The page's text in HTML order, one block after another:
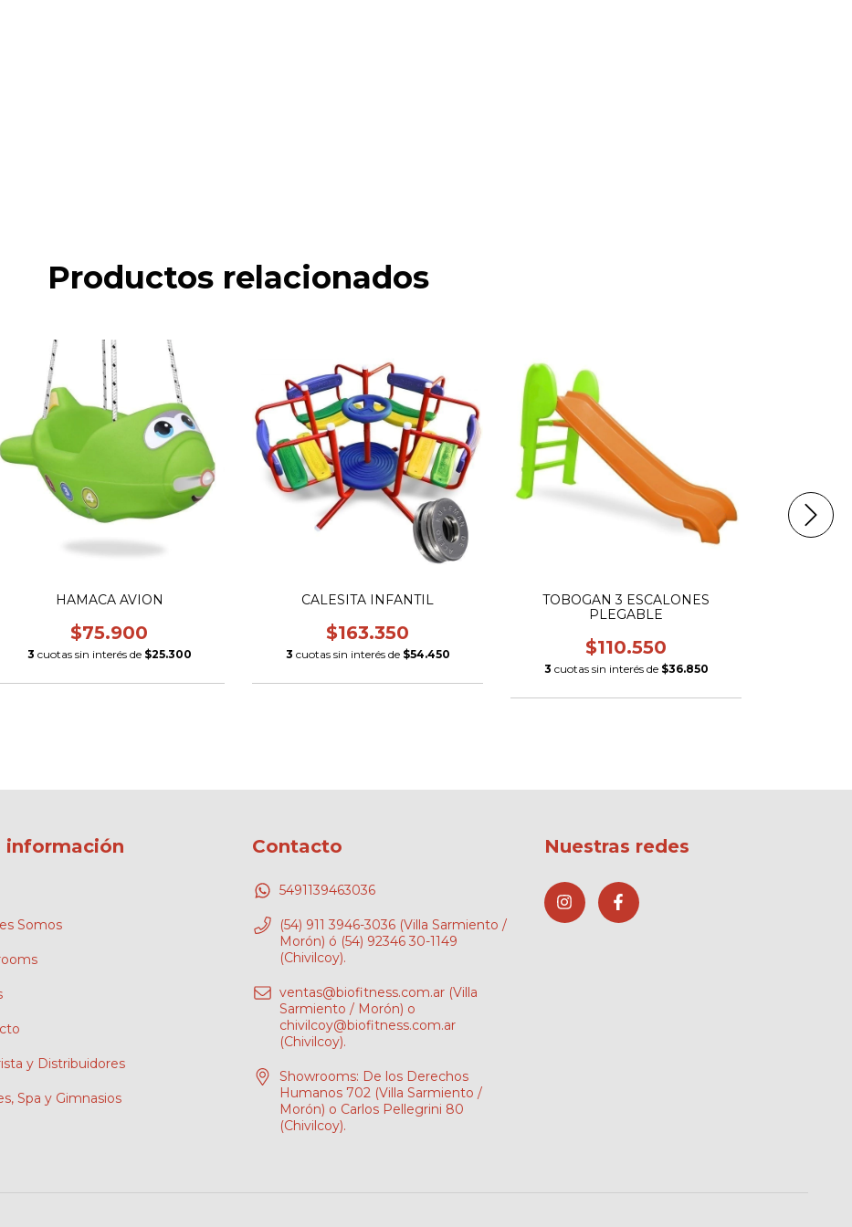
Productos relacionados
HAMACA AVION
$75.900
3 cuotas sin interés de $25.300
CALESITA INFANTIL
$163.350
3 cuotas sin interés de $54.450
TOBOGAN 3 ESCALONES
PLEGABLE
$110.550
3 cuotas sin interés de $36.850
información
Somos
y Distribuidores
Spa y Gimnasios
Contacto
5491139463036
(54) 911 3946-3036 (Villa Sarmiento /
Morón) ó (54) 92346 30-1149
(Chivilcoy).
ventas@biofitness.com.ar (Villa
Sarmiento / Morón) o
chivilcoy@biofitness.com.ar
(Chivilcoy).
Showrooms: De los Derechos
Humanos 702 (Villa Sarmiento /
Morón) o Carlos Pellegrini 80
(Chivilcoy).
Nuestras redes